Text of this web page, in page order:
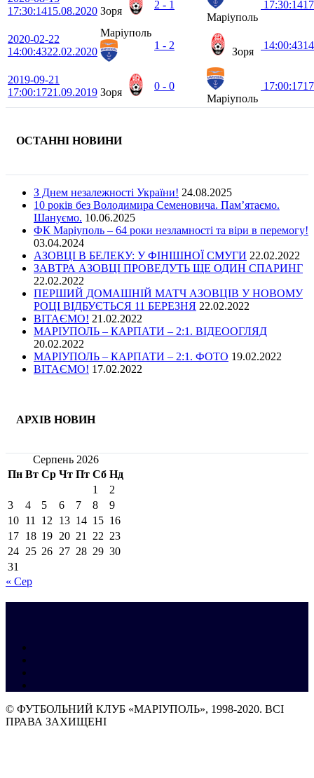
17:30:1415.08.2020 Зоря
2 - 1
Маріуполь
17:30:14
2020-02-22
14:00:4322.02.2020
Маріуполь
1 - 2
Зоря
14:00:43
2019-09-21
17:00:1721.09.2019 Зоря
0 - 0
Маріуполь
17:00:17
ОСТАННІ НОВИНИ
З Днем незалежності України! 24.08.2025
10 років без Володимира Семеновича. Пам’ятаємо.
Шануємо. 10.06.2025
ФК Маріуполь – 64 роки незламності та віри в перемогу!
03.04.2024
АЗОВЦІ В БЕЛЕКУ: У ФІНІШНОЇ СМУГИ 22.02.2022
ЗАВТРА АЗОВЦІ ПРОВЕДУТЬ ЩЕ ОДИН СПАРИНГ
22.02.2022
ПЕРШИЙ ДОМАШНІЙ МАТЧ АЗОВЦІВ У НОВОМУ
РОЦІ ВІДБУЄТЬСЯ 11 БЕРЕЗНЯ 22.02.2022
ВІТАЄМО! 21.02.2022
МАРІУПОЛЬ – КАРПАТИ – 2:1. ВІДЕООГЛЯД
20.02.2022
МАРІУПОЛЬ – КАРПАТИ – 2:1. ФОТО 19.02.2022
ВІТАЄМО! 17.02.2022
АРХІВ НОВИН
Серпень 2026
Пн Вт Ср Чт Пт Сб Нд
1
2
3
4 5 6 7 8
9
10 11 12 13 14 15 16
17 18 19 20 21 22 23
24 25 26 27 28 29 30
31
« Сер
© ФУТБОЛЬНИЙ КЛУБ «МАРІУПОЛЬ», 1998-2020. ВСІ
ПРАВА ЗАХИЩЕНІ